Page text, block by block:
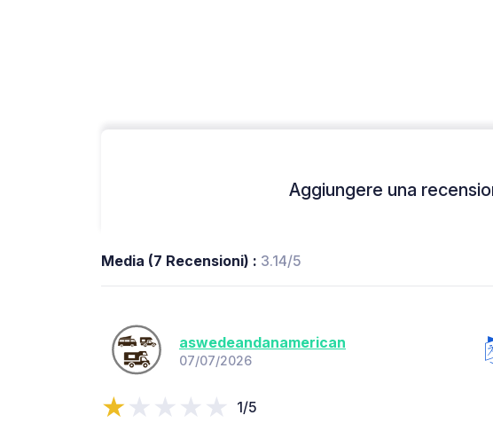
Aggiungere una
Media (7 Recensioni) : 3.14/5
aswedeandanamerican
07/07/2026
1/5